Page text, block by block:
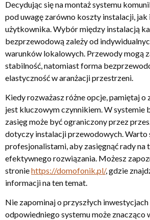
Decydując się na montaż systemu
pod uwagę zarówno koszty instalacji, jak
użytkownika. Wybór między instalacją
bezprzewodową zależy od
warunków lokalowych. Przewody mogą
stabilność, natomiast forma
elastyczność w aranżacji przestrzeni.
Kiedy rozważasz różne opcje, pamiętaj o
jest kluczowym czynnikiem. W systemie
zasięg może być ograniczony przez
dotyczy instalacji przewodowych. Warto
profesjonalistami, aby zasięgnąć rady na
efektywnego rozwiązania. Możesz
stroniehttps://domofonik.pl/, gdzie
informacji na ten temat.
Nie zapominaj o przyszłych
odpowiedniego systemu może znacząco